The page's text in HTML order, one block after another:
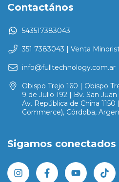
Contactános
543517383043
351 7383043 | Venta
info@fulltechnology.com.ar
Obispo Trejo 160 | Obispo
9 de Julio 192 | Bv. San
Av. República de China
Commerce), Córdoba,
Sigamos conectados